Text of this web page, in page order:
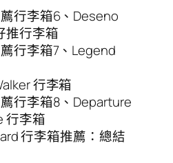
行李箱6、Deseno
推行李箱
行李箱7、Legend
行李箱
行李箱8、Departure
行李箱
行李箱推薦：總結